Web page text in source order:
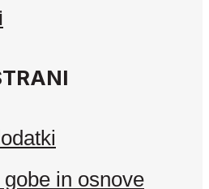
in osnove